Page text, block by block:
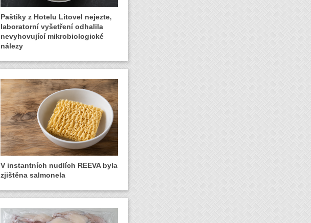
Paštiky z Hotelu Litovel nejezte,
laboratorní vyšetření odhalila
nevyhovující mikrobiologické
nálezy
V instantních nudlích REEVA byla
zjištěna salmonela